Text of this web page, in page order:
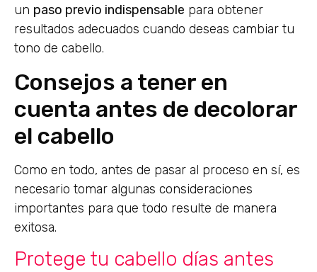
un paso previo indispensable para obtener
resultados adecuados cuando deseas cambiar tu
tono de cabello.
Consejos a tener en
cuenta antes de decolorar
el cabello
Como en todo, antes de pasar al proceso en sí, es
necesario tomar algunas consideraciones
importantes para que todo resulte de manera
exitosa.
Protege tu cabello días antes